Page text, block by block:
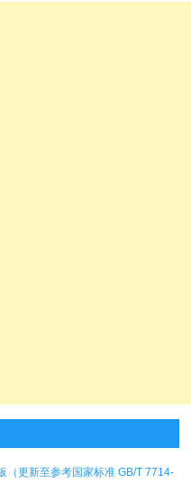
（更新至参考国家标准 GB/T 7714-